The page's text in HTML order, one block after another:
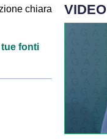
chiara
fonti
VIDEO